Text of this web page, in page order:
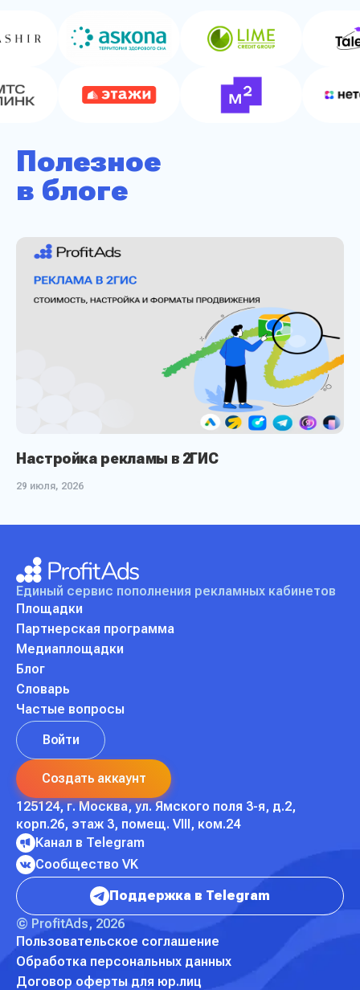
через ProfitAds можно маркировать рекламу в
Telegram Ads.
Полезное
в блоге
Настройка рекламы в 2ГИС
29 июля, 2026
Единый сервис пополнения рекламных кабинетов
Площадки
Партнерская программа
Медиаплощадки
Блог
Словарь
Частые вопросы
Войти
Создать аккаунт
125124, г. Москва,ул. Ямского поля 3-я, д.2,
корп.26, этаж 3, помещ. VIII, ком.24
Канал в Telegram
Сообщество VK
Поддержка в Telegram
© ProfitAds, 2026
Пользовательское соглашение
Обработка персональных данных
Договор оферты для юр.лиц